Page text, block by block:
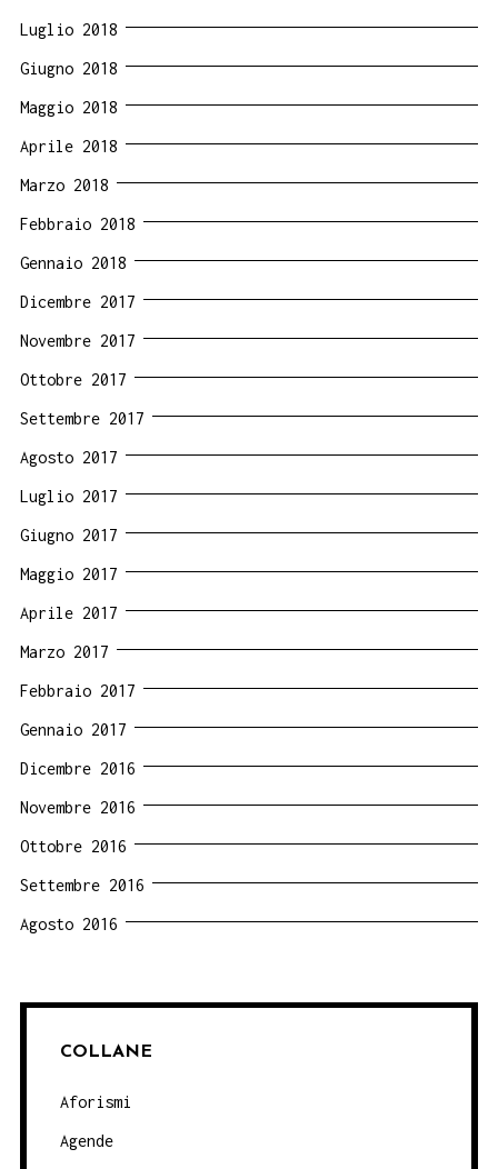
Luglio 2018
Giugno 2018
Maggio 2018
Aprile 2018
Marzo 2018
Febbraio 2018
Gennaio 2018
Dicembre 2017
Novembre 2017
Ottobre 2017
Settembre 2017
Agosto 2017
Luglio 2017
Giugno 2017
Maggio 2017
Aprile 2017
Marzo 2017
Febbraio 2017
Gennaio 2017
Dicembre 2016
Novembre 2016
Ottobre 2016
Settembre 2016
Agosto 2016
COLLANE
Aforismi
Agende